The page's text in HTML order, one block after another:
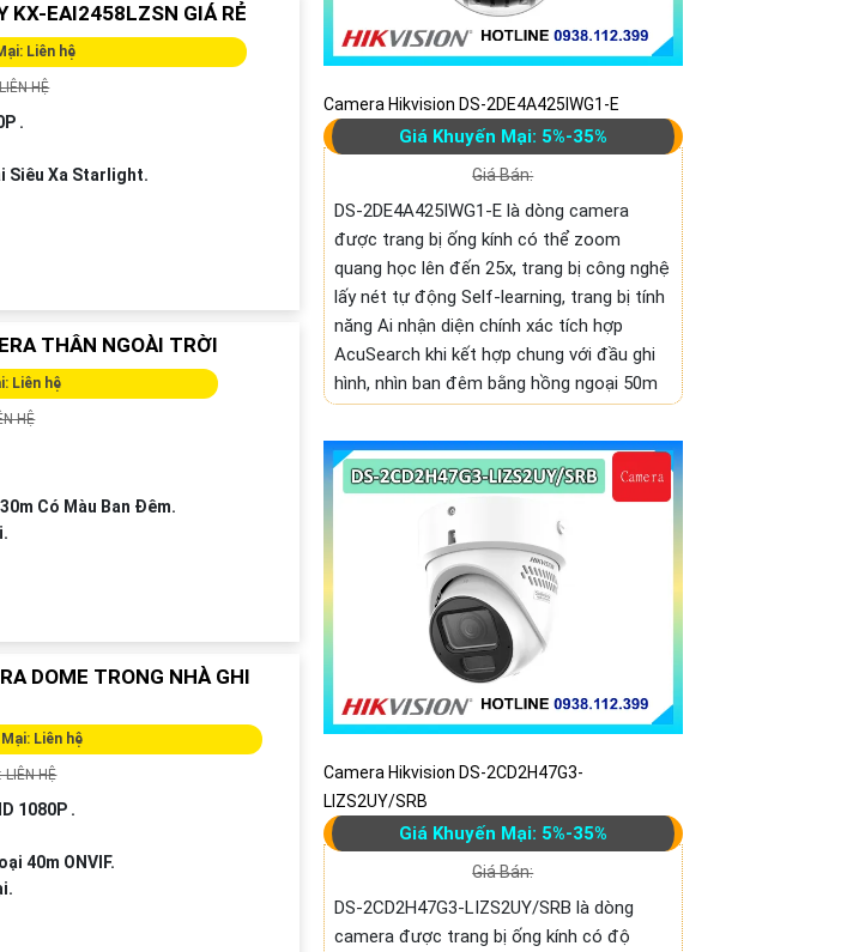
KX-EAI2458LZSN GIÁ RẺ
Liên hệ
HỆ
.
Siêu Xa Starlight.
THÂN NGOÀI TRỜI
Liên hệ
HỆ
Có Màu Ban Ðêm.
DOME TRONG NHÀ GHI
Liên hệ
LIÊN HỆ
1080P .
40m ONVIF.
Camera Hikvision DS-2DE4A425IWG1-E
Giá Khuyến Mại: 5%-35%
Giá Bán:
DS-2DE4A425IWG1-E là dòng camera
được trang bị ống kính có thể zoom
quang học lên đến 25x, trang bị công nghệ
lấy nét tự động Self-learning, trang bị tính
năng Ai nhận diện chính xác tích hợp
AcuSearch khi kết hợp chung với đầu ghi
hình, nhìn ban đêm bằng hồng ngoại 50m
Camera Hikvision DS-2CD2H47G3-
LIZS2UY/SRB
Giá Khuyến Mại: 5%-35%
Giá Bán:
DS-2CD2H47G3-LIZS2UY/SRB là dòng
camera được trang bị ống kính có độ